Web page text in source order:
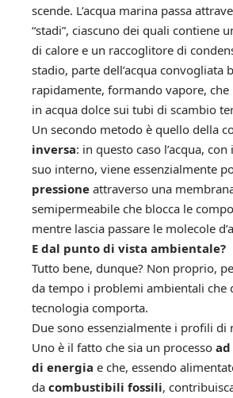
scende. L’acqua marina passa
“stadi”, ciascuno dei quali contiene
di calore e un raccoglitore di
stadio, parte dell’acqua convogliata
rapidamente, formando vapore, che
in acqua dolce sui tubi di scambio
Un secondo metodo è quello della
inversa: in questo caso l’acqua,
suo interno, viene essenzialmente
pressione attraverso una
semipermeabile che blocca le
mentre lascia passare le molecole
E dal punto di vista ambientale?
Tutto bene, dunque? Non proprio,
da tempo i problemi ambientali che
tecnologia comporta.
Due sono essenzialmente i profili di
Uno è il fatto che sia un processo
di energia e che, essendo
da combustibili fossili,